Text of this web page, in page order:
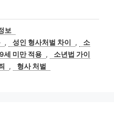
보
, 성인 형사처벌 차이 ,
소
세 미만 적용 ,
소년법 가이
, 형사 처벌